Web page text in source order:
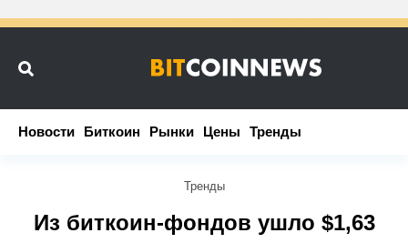
Новости Биткоин Рынки Цены Тренды
Новости Биткоин Рынки Цены Тренды
Тренды
Из биткоин‑фондов ушло $1,63